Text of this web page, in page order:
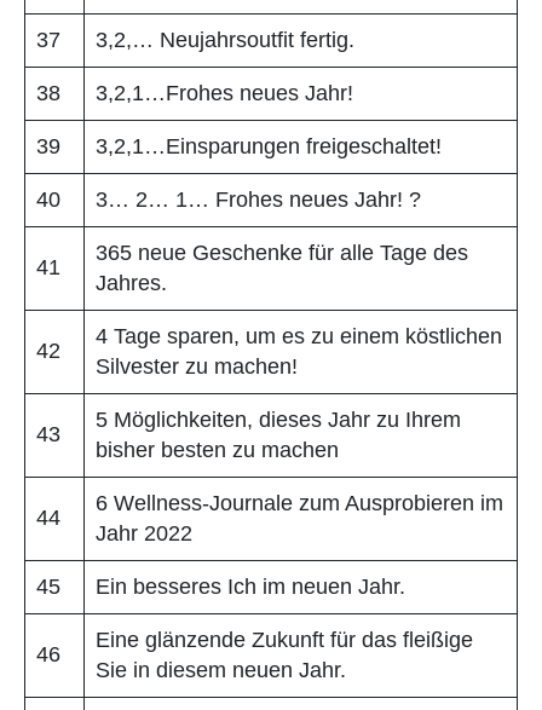
37 3,2,… Neujahrsoutfit fertig.
38 3,2,1…Frohes neues Jahr!
39 3,2,1…Einsparungen freigeschaltet!
40 3… 2… 1… Frohes neues Jahr! ?
41
365 neue Geschenke für alle Tage des
Jahres.
42
4 Tage sparen, um es zu einem köstlichen
Silvester zu machen!
43
5 Möglichkeiten, dieses Jahr zu Ihrem
bisher besten zu machen
44
6 Wellness-Journale zum Ausprobieren im
Jahr 2022
45 Ein besseres Ich im neuen Jahr.
46
Eine glänzende Zukunft für das fleißige
Sie in diesem neuen Jahr.